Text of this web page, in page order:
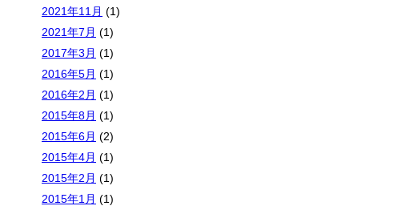
2021年11月 (1)
2021年7月 (1)
2017年3月 (1)
2016年5月 (1)
2016年2月 (1)
2015年8月 (1)
2015年6月 (2)
2015年4月 (1)
2015年2月 (1)
2015年1月 (1)